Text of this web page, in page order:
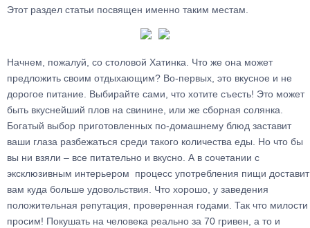
Этот раздел статьи посвящен именно таким местам.
Начнем, пожалуй, со столовой Хатинка. Что же она может
предложить своим отдыхающим? Во-первых, это вкусное и не
дорогое питание. Выбирайте сами, что хотите съесть! Это может
быть вкуснейший плов на свинине, или же сборная солянка.
Богатый выбор приготовленных по-домашнему блюд заставит
ваши глаза разбежаться среди такого количества еды. Но что бы
вы ни взяли – все питательно и вкусно. А в сочетании с
эксклюзивным интерьером процесс употребления пищи доставит
вам куда больше удовольствия. Что хорошо, у заведения
положительная репутация, проверенная годами. Так что милости
просим! Покушать на человека реально за 70 гривен, а то и